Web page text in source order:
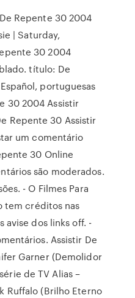
Repente 30 2004
| Saturday,
30 2004
título: De
portuguesas
30 2004 Assistir
Repente 30 Assistir
um comentário
30 Online
são moderados.
- O Filmes Para
tem créditos nas
avise dos links off. -
Assistir De
Garner (Demolidor
de TV Alias –
Ruffalo (Brilho Eterno